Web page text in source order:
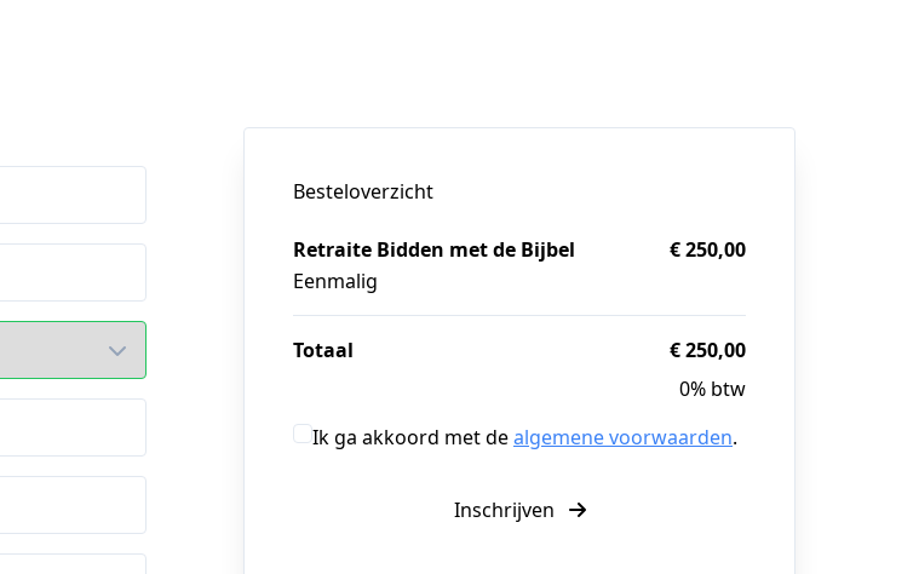
Besteloverzicht
Retraite Bidden met de Bijbel
Eenmalig
€ 250,00
Totaal
€ 250,00
0% btw
Ik ga akkoord met dealgemene voorwaarden.
Inschrijven